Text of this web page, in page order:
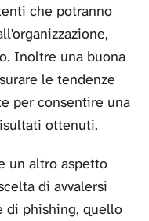
che potranno
Inoltre una buona
le tendenze
per consentire una
ottenuti.
un altro aspetto
di avvalersi
di phishing, quello